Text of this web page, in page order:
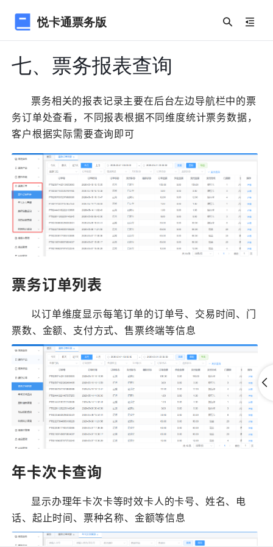
悦卡通票务版
七、票务报表查询
票务相关的报表记录主要在后台左边导航栏中的票
务订单处查看，不同报表根据不同维度统计票务数据，
客户根据实际需要查询即可
票务订单列表
以订单维度显示每笔订单的订单号、交易时间、门
票数、金额、支付方式、售票终端等信息
年卡次卡查询
显示办理年卡次卡等时效卡人的卡号、姓名、电
话、起止时间、票种名称、金额等信息